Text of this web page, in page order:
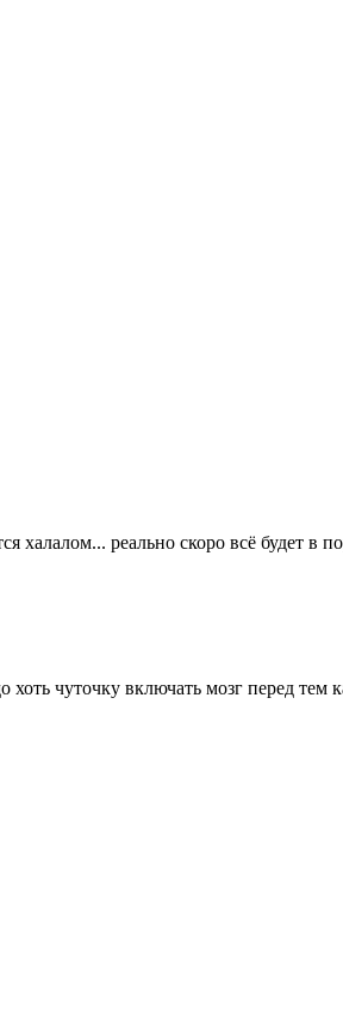
реально скоро всё будет в
чуточку включать мозг перед тем